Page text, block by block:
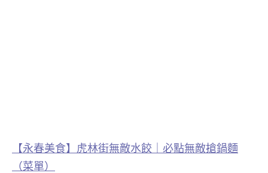
【永春美食】虎林街無敵水餃｜必點無敵搶鍋麵
（菜單）